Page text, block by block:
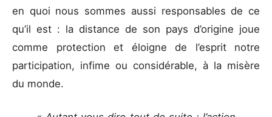
en quoi nous sommes aussi responsables de ce
qu’il est : la distance de son pays d’origine joue
comme protection et éloigne de l’esprit notre
participation, infime ou considérable, à la misère
du monde.